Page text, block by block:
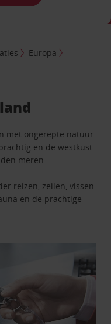
Europa
met ongerepte natuur.
en de westkust
meren.
reizen, zeilen, vissen
en de prachtige